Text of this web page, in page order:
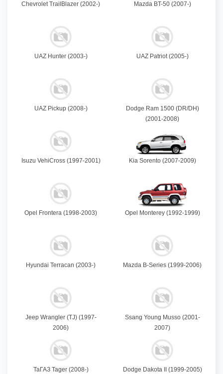
Chevrolet TrailBlazer (2002-) Mazda BT-50 (2007-)
UAZ Hunter (2003-) UAZ Patriot (2005-)
UAZ Pickup (2008-)
Dodge Ram 1500 (DR/DH)
(2001-2008)
Isuzu VehiCross (1997-2001) Kia Sorento (2007-2009)
Opel Frontera (1998-2003) Opel Monterey (1992-1999)
Hyundai Terracan (2003-) Mazda B-Series (1999-2006)
Jeep Wrangler (TJ) (1997-
2006)
Ssang Young Musso (2001-
2007)
ТаГАЗ Tager (2008-) Dodge Dakota II (1999-2005)